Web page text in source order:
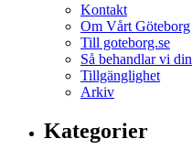
Kontakt
Om Vårt Göteborg
Till goteborg.se
Så behandlar vi
Tillgänglighet
Arkiv
Kategorier